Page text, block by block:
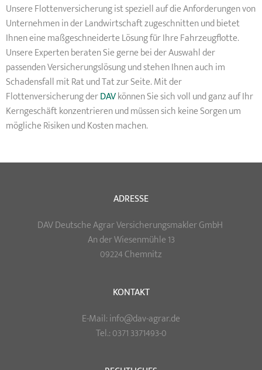
Unsere Flottenversicherung ist speziell auf die Anforderungen von
Unternehmen in der Landwirtschaft zugeschnitten und bietet
Ihnen eine maßgeschneiderte Lösung für Ihre Fahrzeugflotte.
Unsere Experten beraten Sie gerne bei der Auswahl der
passenden Versicherungslösung und stehen Ihnen auch im
Schadensfall mit Rat und Tat zur Seite. Mit der
Flottenversicherung derDAVkönnen Sie sich voll und ganz auf Ihr
Kerngeschäft konzentrieren und müssen sich keine Sorgen um
mögliche Risiken und Kosten machen.
ADRESSE
DAV Deutsche Agrar Versicherungsmakler GmbH
An der Wiesenmühle 13
09224 Chemnitz
KONTAKT
E-Mail: info@dav-agrar.de
Tel.: 0371 3371493-0